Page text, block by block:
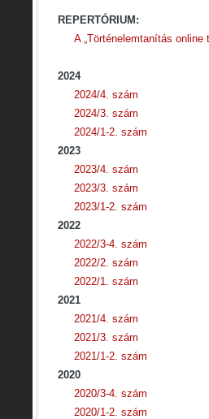
REPERTÓRIUM:
A „Történelemtanítás online
2024
2024/4. szám
2024/3. szám
2024/1-2. szám
2023
2023/4. szám
2023/3. szám
2023/1-2. szám
2022
2022/3-4. szám
2022/2. szám
2022/1. szám
2021
2021/4. szám
2021/3. szám
2021/1-2. szám
2020
2020/3-4. szám
2020/1-2. szám